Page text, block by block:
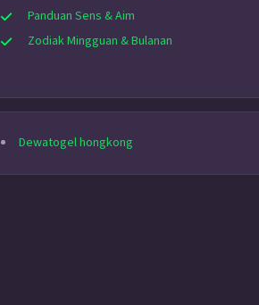
Panduan Sens & Aim
Zodiak Mingguan & Bulanan
Dewatogel hongkong